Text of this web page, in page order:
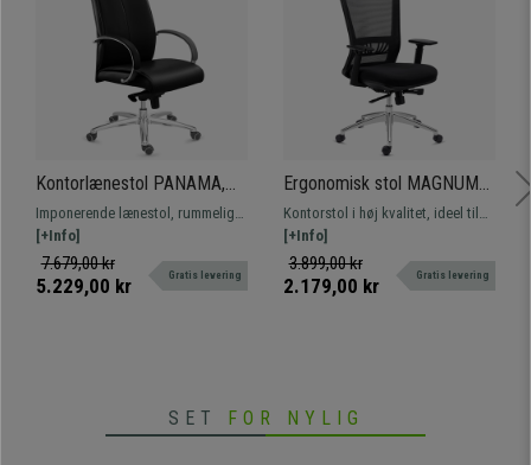
Kontorlænestol PANAMA,
Meget Komfortabel og
Elegant, Robust og Af Høj
Kvalitet, Sort Læder
Imponerende lænestol, rummelig
og af højeste kvalitet. Særligt
komfortabel og af bedste kvalitet,
i læder og med aluminiumsfod.
[+Info]
7.679,00 kr
5.229,00 kr Gratis levering
Ergonomisk stol MAGNUM
ELITE, Nakkestøtte, 8
timers brug, Aluminiumsfod,
Lændestøtte, Sort
Kontorstol i høj kvalitet, ideel til
intensiv brug. Kombinerer elegant
design med førsteklasses
udførelse og komfort.
[+Info]
3.899,00 kr
2.179,00 kr Gratis levering
SET FOR NYLIG